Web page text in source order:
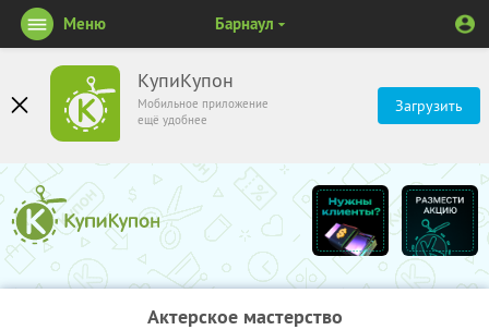
КупиКупон
Мобильное приложение
ещё удобнее
Загрузить
Меню Барнаул
Актерское мастерство